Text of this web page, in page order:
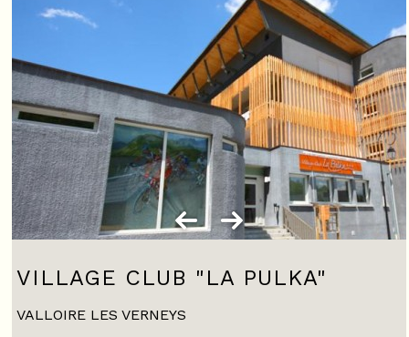
VILLAGE CLUB "LA PULKA"
VALLOIRE LES VERNEYS